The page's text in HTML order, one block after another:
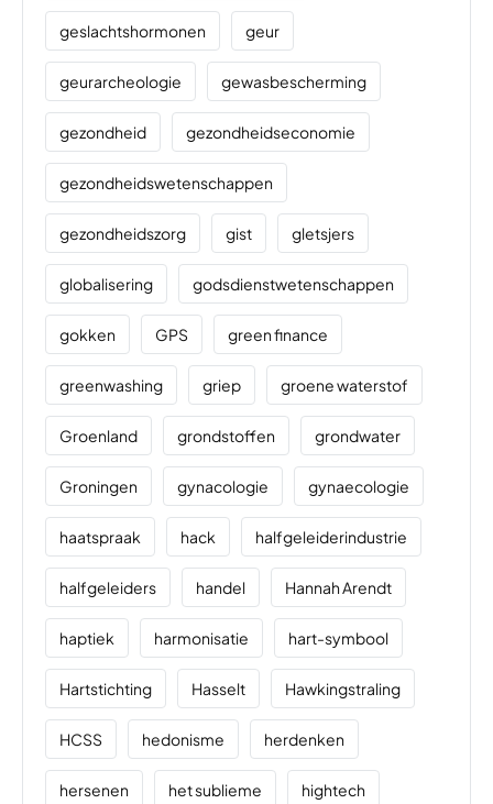
geslachtshormonen geur
geurarcheologie gewasbescherming
gezondheid gezondheidseconomie
gezondheidswetenschappen
gezondheidszorg gist gletsjers
globalisering godsdienstwetenschappen
gokken GPS green finance
greenwashing griep groene waterstof
Groenland grondstoffen grondwater
Groningen gynacologie gynaecologie
haatspraak hack halfgeleiderindustrie
halfgeleiders handel Hannah Arendt
haptiek harmonisatie hart-symbool
Hartstichting Hasselt Hawkingstraling
HCSS hedonisme herdenken
hersenen het sublieme hightech